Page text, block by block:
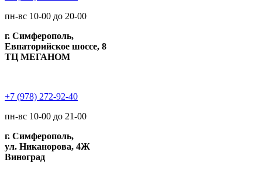
пн-вс 10-00 до 20-00
г. Симферополь,
Евпаторийское шоссе, 8
ТЦ МЕГАНОМ
+7 (978) 272-92-40
пн-вс 10-00 до 21-00
г. Симферополь,
ул. Никанорова, 4Ж
Виноград